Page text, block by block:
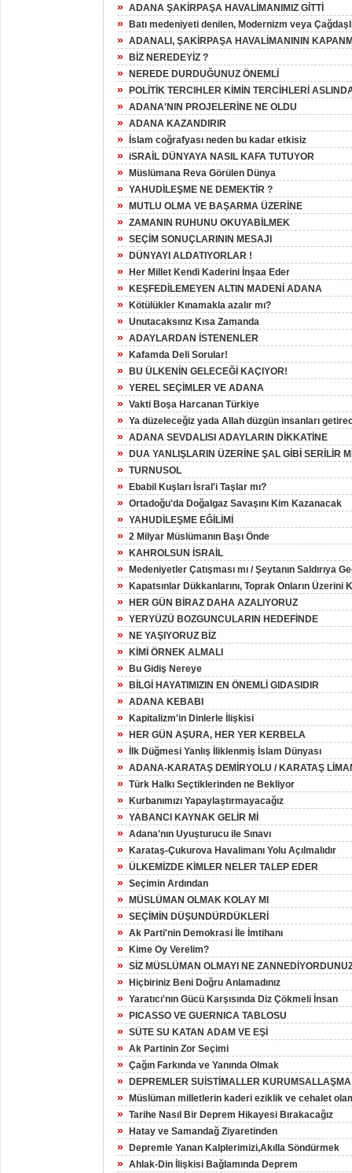
» ADANA ŞAKİRPAŞA HAVALİMANIMIZ GİTTİ
» Batı medeniyeti denilen, Modernizm veya
» ADANALI, ŞAKİRPAŞA HAVALİMANININ
» BİZ NEREDEYİZ ?
» NEREDE DURDUĞUNUZ ÖNEMLİ
» POLİTİK TERCIHLER KİMİN TERCİHLERİ
» ADANA'NIN PROJELERİNE NE OLDU
» ADANA KAZANDIRIR
» İslam coğrafyası neden bu kadar etkisiz
» iSRAİL DÜNYAYA NASIL KAFA TUTUYOR
» Müslümana Reva Görülen Dünya
» YAHUDİLEŞME NE DEMEKTİR ?
» MUTLU OLMA VE BAŞARMA ÜZERİNE
» ZAMANIN RUHUNU OKUYABİLMEK
» SEÇİM SONUÇLARININ MESAJI
» DÜNYAYI ALDATIYORLAR !
» Her Millet Kendi Kaderini İnşaa Eder
» KEŞFEDİLEMEYEN ALTIN MADENİ ADANA
» Kötülükler Kınamakla azalır mı?
» Unutacaksınız Kısa Zamanda
» ADAYLARDAN İSTENENLER
» Kafamda Deli Sorular!
» BU ÜLKENİN GELECEĞİ KAÇIYOR!
» YEREL SEÇİMLER VE ADANA
» Vakti Boşa Harcanan Türkiye
» Ya düzeleceğiz yada Allah düzgün insanları
» ADANA SEVDALISI ADAYLARIN DİKKATİNE
» DUA YANLIŞLARIN ÜZERİNE ŞAL GİBİ SERİLİR
» TURNUSOL
» Ebabil Kuşları İsral'i Taşlar mı?
» Ortadoğu'da Doğalgaz Savaşını Kim Kazanacak
» YAHUDİLEŞME EĞİLİMİ
» 2 Milyar Müslümanın Başı Önde
» KAHROLSUN İSRAİL
» Medeniyetler Çatışması mı / Şeytanın Saldırıya
» Kapatsınlar Dükkanlarını, Toprak Onların Üzerini
» HER GÜN BİRAZ DAHA AZALIYORUZ
» YERYÜZÜ BOZGUNCULARIN HEDEFİNDE
» NE YAŞIYORUZ BİZ
» KİMİ ÖRNEK ALMALI
» Bu Gidiş Nereye
» BİLGİ HAYATIMIZIN EN ÖNEMLİ GIDASIDIR
» ADANA KEBABI
» Kapitalizm'in Dinlerle İlişkisi
» HER GÜN AŞURA, HER YER KERBELA
» İlk Düğmesi Yanlış İliklenmiş İslam Dünyası
» ADANA-KARATAŞ DEMİRYOLU / KARATAŞ
» Türk Halkı Seçtiklerinden ne Bekliyor
» Kurbanımızı Yapaylaştırmayacağız
» YABANCI KAYNAK GELİR Mİ
» Adana'nın Uyuşturucu ile Sınavı
» Karataş-Çukurova Havalimanı Yolu Açılmalıdır
» ÜLKEMİZDE KİMLER NELER TALEP EDER
» Seçimin Ardından
» MÜSLÜMAN OLMAK KOLAY MI
» SEÇİMİN DÜŞUNDÜRDÜKLERİ
» Ak Parti'nin Demokrasi İle İmtihanı
» Kime Oy Verelim?
» SİZ MÜSLÜMAN OLMAYI NE
» Hiçbiriniz Beni Doğru Anlamadınız
» Yaratıcı'nın Gücü Karşısında Diz Çökmeli İnsan
» PICASSO VE GUERNICA TABLOSU
» SÜTE SU KATAN ADAM VE EŞİ
» Ak Partinin Zor Seçimi
» Çağın Farkında ve Yanında Olmak
» DEPREMLER SUİSTİMALLER
» Müslüman milletlerin kaderi eziklik ve cehalet
» Tarihe Nasıl Bir Deprem Hikayesi Bırakacağız
» Hatay ve Samandağ Ziyaretinden
» Depremle Yanan Kalplerimizi,Akılla Söndürmek
» Ahlak-Din İlişkisi Bağlamında Deprem